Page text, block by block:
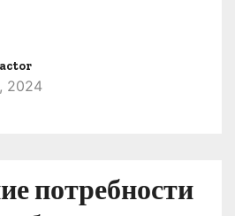
2024
потребности